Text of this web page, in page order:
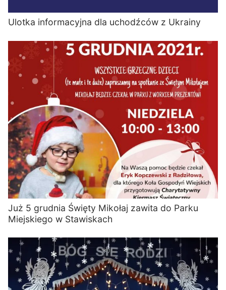
Ulotka informacyjna dla uchodźców z Ukrainy
Już 5 grudnia Święty Mikołaj zawita do Parku
Miejskiego w Stawiskach